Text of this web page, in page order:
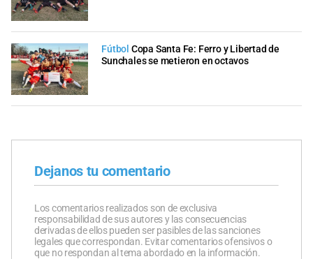
Fútbol Copa Santa Fe: Ferro y Libertad de
Sunchales se metieron en octavos
Dejanos tu comentario
Los comentarios realizados son de exclusiva
responsabilidad de sus autores y las consecuencias
derivadas de ellos pueden ser pasibles de las sanciones
legales que correspondan. Evitar comentarios ofensivos o
que no respondan al tema abordado en la información.